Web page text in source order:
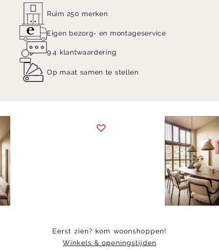
Ruim 250 merken
Eigen bezorg- en montageservice
9.4 klantwaardering
Op maat samen te stellen
1
of
20
Eerst zien? kom woonshoppen!
Winkels & openingstijden